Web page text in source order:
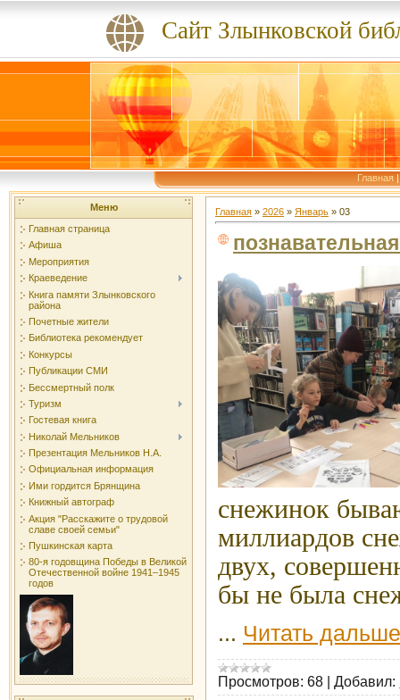
Сайт Злынковской
Главная
Меню
Главная страница
Афиша
Мероприятия
Краеведение
Книга памяти Злынковского
района
Почетные жители
Библиотека рекомендует
Конкурсы
Публикации СМИ
Бессмертный полк
Туризм
Гостевая книга
Николай Мельников
Презентация Мельников Н.А.
Официальная информация
Ими гордится Брянщина
Книжный автограф
Акция "Расскажите о трудовой
славе своей семьи"
Пушкинская карта
80-я годовщина Победы в Великой
Отечественной войне 1941–1945
годов
Главная » 2026 » Январь » 03
снежинок
миллиардов
двух,
бы не была
... Читать
Просмотров: 68 Добавил: